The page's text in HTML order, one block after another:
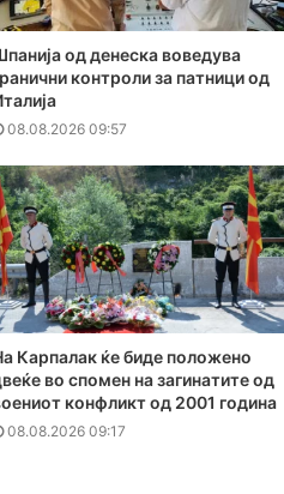
од денеска воведува
контроли за патници од
08.08.2026 09:57
Карпалак ќе биде положено
во спомен на загинатите од
конфликт од 2001 година
08.08.2026 09:17